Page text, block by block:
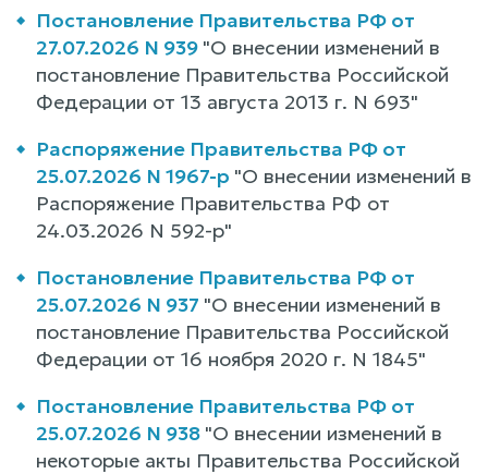
Постановление Правительства РФ от
27.07.2026 N 939 "О внесении изменений в
постановление Правительства Российской
Федерации от 13 августа 2013 г. N 693"
Распоряжение Правительства РФ от
25.07.2026 N 1967-р "О внесении изменений в
Распоряжение Правительства РФ от
24.03.2026 N 592-р"
Постановление Правительства РФ от
25.07.2026 N 937 "О внесении изменений в
постановление Правительства Российской
Федерации от 16 ноября 2020 г. N 1845"
Постановление Правительства РФ от
25.07.2026 N 938 "О внесении изменений в
некоторые акты Правительства Российской